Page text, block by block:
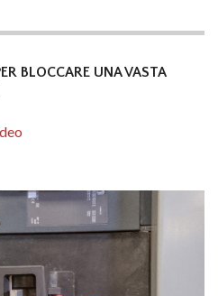
BLOCCARE UNA VASTA